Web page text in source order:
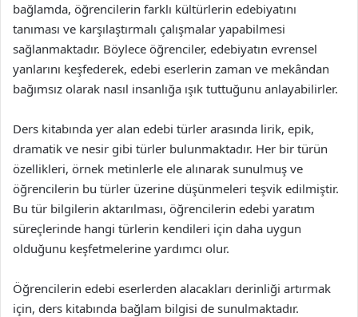
bağlamda, öğrencilerin farklı kültürlerin edebiyatını
tanıması ve karşılaştırmalı çalışmalar yapabilmesi
sağlanmaktadır. Böylece öğrenciler, edebiyatın evrensel
yanlarını keşfederek, edebi eserlerin zaman ve mekândan
bağımsız olarak nasıl insanlığa ışık tuttuğunu anlayabilirler.
Ders kitabında yer alan edebi türler arasında lirik, epik,
dramatik ve nesir gibi türler bulunmaktadır. Her bir türün
özellikleri, örnek metinlerle ele alınarak sunulmuş ve
öğrencilerin bu türler üzerine düşünmeleri teşvik edilmiştir.
Bu tür bilgilerin aktarılması, öğrencilerin edebi yaratım
süreçlerinde hangi türlerin kendileri için daha uygun
olduğunu keşfetmelerine yardımcı olur.
Öğrencilerin edebi eserlerden alacakları derinliği artırmak
için, ders kitabında bağlam bilgisi de sunulmaktadır.